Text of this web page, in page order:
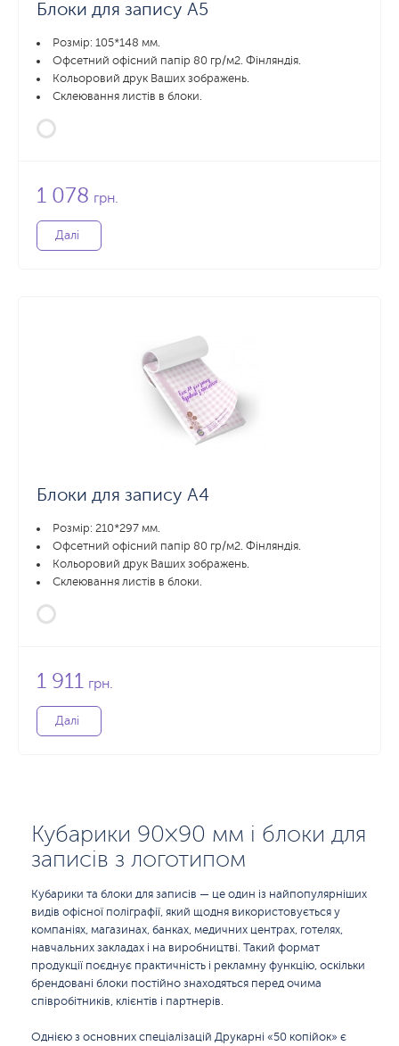
Блоки для запису А5
Розмір: 105*148 мм.
Офсетний офісний папір 80 гр/м2. Фінляндія.
Кольоровий друк Ваших зображень.
Склеювання листів в блоки.
1 078 грн.
Далі
Блоки для запису А4
Розмір: 210*297 мм.
Офсетний офісний папір 80 гр/м2. Фінляндія.
Кольоровий друк Ваших зображень.
Склеювання листів в блоки.
1 911 грн.
Далі
Кубарики 90×90 мм і блоки для
записів з логотипом
Кубарики та блоки для записів — це один із найпопулярніших
видів офісної поліграфії, який щодня використовується у
компаніях, магазинах, банках, медичних центрах, готелях,
навчальних закладах і на виробництві. Такий формат
продукції поєднує практичність і рекламну функцію, оскільки
брендовані блоки постійно знаходяться перед очима
співробітників, клієнтів і партнерів.
Однією з основних спеціалізацій Друкарні «50 копійок» є